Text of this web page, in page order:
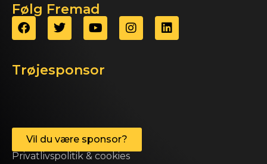
Følg Fremad
Trøjesponsor
Vil du være sponsor?
Privatlivspolitik & cookies